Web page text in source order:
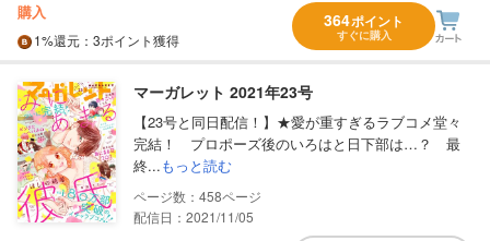
購入
1%還元 ：3ポイント獲得
364ポイント
すぐに購入
マーガレット 2021年23号
【23号と同日配信！】★愛が重すぎるラブコメ堂々
完結！ プロポーズ後のいろはと日下部は…？ 最
終...もっと読む
458
配信日：2021/11/05